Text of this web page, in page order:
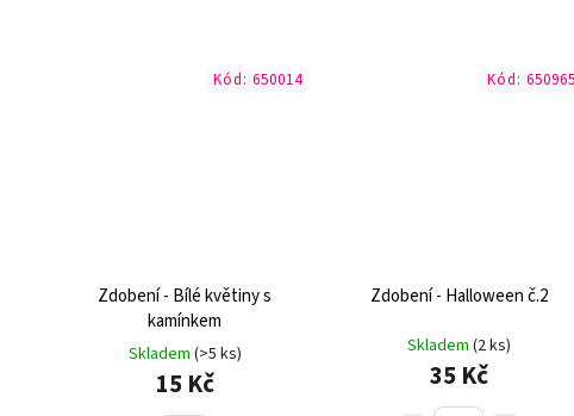
Zdobení - Bílé květiny s
kamínkem
Skladem (>5 ks)
15 Kč
Kód: 650014
Zdobení - Halloween č.2
Skladem (2 ks)
35 Kč
Kód: 650965